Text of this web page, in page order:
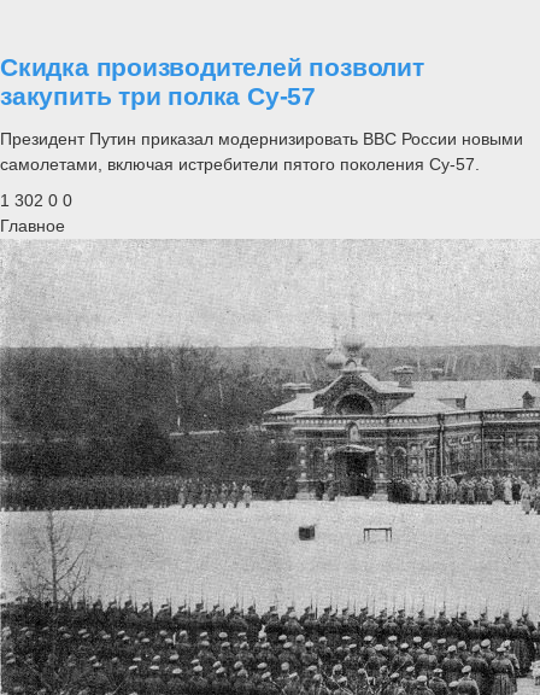
Скидка производителей позволит
закупить три полка Су-57
Президент Путин приказал модернизировать ВВС России новыми
самолетами, включая истребители пятого поколения Су-57.
1 302 0 0
Главное